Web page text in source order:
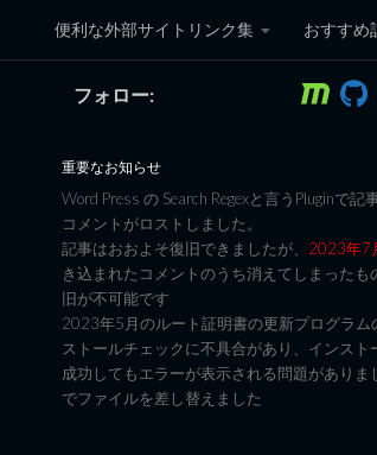
コンテンツへスキップ
便利な外部サイトリンク集 おすすめ
黒翼猫のコン
フォロー:
重要なお知らせ
Word Press の Search Regexと言うPluginで記
コメントがロストしました。
記事はおおよそ復旧できましたが、 2023年7
き込まれたコメントのうち消えてしまったも
旧が不可能です
2023年5月のルート証明書の更新プログラム
ストールチェックに不具合があり、インスト
成功してもエラーが表示される問題がありま
でファイルを差し替えました